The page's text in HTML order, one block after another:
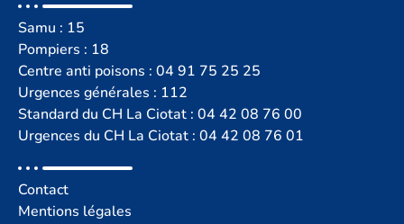
Samu : 15
Pompiers : 18
Centre anti poisons : 04 91 75 25 25
Urgences générales : 112
Standard du CH La Ciotat : 04 42 08 76 00
Urgences du CH La Ciotat : 04 42 08 76 01
Contact
Mentions légales